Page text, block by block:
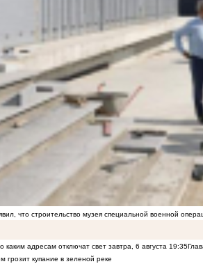
что строительство музея специальной военной
адресам отключат свет завтра, 6 августа 19:35
грозит купание в зеленой реке